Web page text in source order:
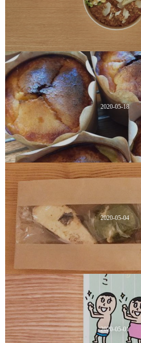
2020-05-18
2020-05-04
2020-05-01